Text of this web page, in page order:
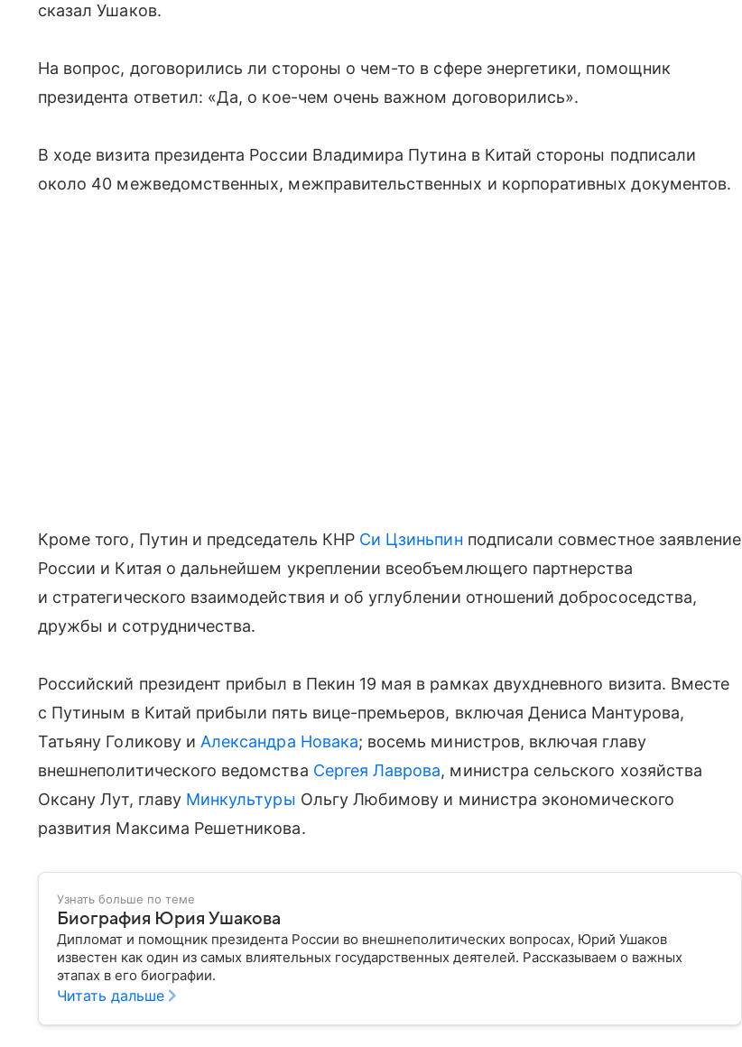
сказал Ушаков.
На вопрос, договорились ли стороны о чем-то в сфере энергетики, помощник
президента ответил: «Да, о кое-чем очень важном договорились».
В ходе визита президента России Владимира Путина в Китай стороны подписали
около 40 межведомственных, межправительственных и корпоративных документов.
Кроме того, Путин и председатель КНР Си Цзиньпин подписали совместное заявление
России и Китая о дальнейшем укреплении всеобъемлющего партнерства
и стратегического взаимодействия и об углублении отношений добрососедства,
дружбы и сотрудничества.
Российский президент прибыл в Пекин 19 мая в рамках двухдневного визита. Вместе
с Путиным в Китай прибыли пять вице-премьеров, включая Дениса Мантурова,
Татьяну Голикову и Александра Новака; восемь министров, включая главу
внешнеполитического ведомства Сергея Лаврова, министра сельского хозяйства
Оксану Лут, главу Минкультуры Ольгу Любимову и министра экономического
развития Максима Решетникова.
Узнать больше по теме
Биография Юрия Ушакова
Дипломат и помощник президента России во внешнеполитических вопросах, Юрий Ушаков
известен как один из самых влиятельных государственных деятелей. Рассказываем о важных
этапах в его биографии.
Читать дальше